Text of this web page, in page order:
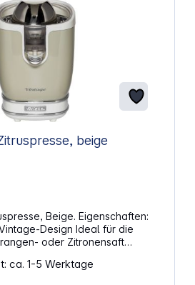
Vintage Zitruspresse, beige
Beige. Eigenschaften:
Design Ideal für die
oder Zitronensaft
Besonders leiser
ca. 1-5 Werktage